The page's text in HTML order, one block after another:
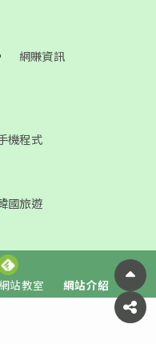
網賺資訊
機程式
國旅遊
站教室 網站介紹